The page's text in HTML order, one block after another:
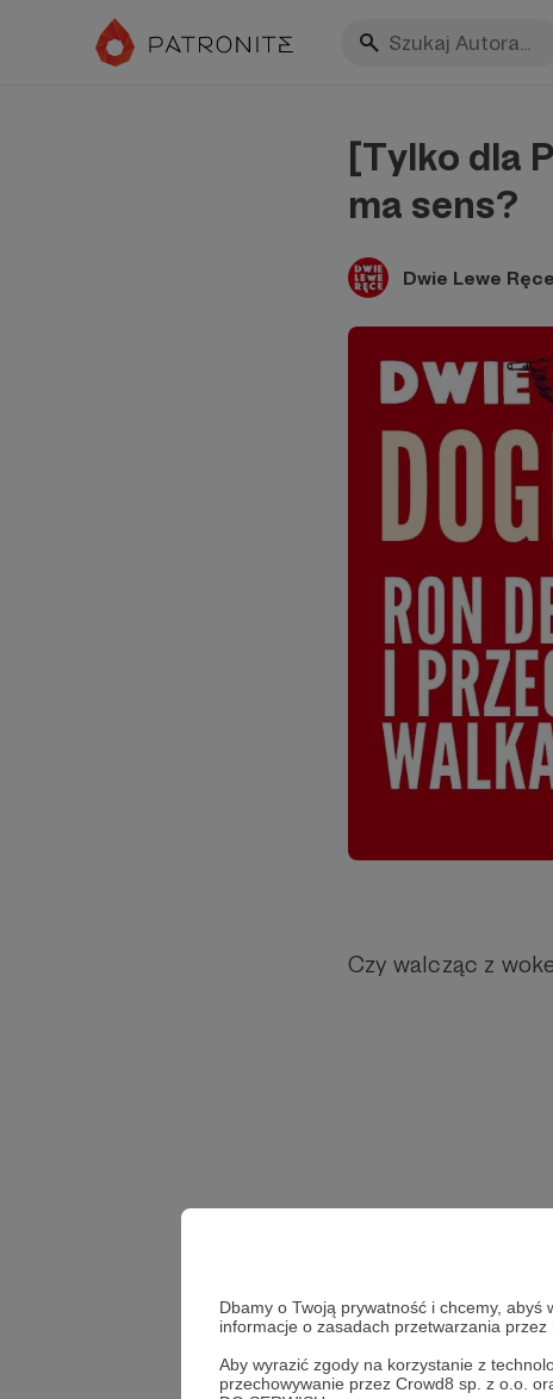
Dbamy o Twoją prywatność i chcemy, abyś
informacje o zasadach przetwarzania przez
Aby wyrazić zgody na korzystanie z
przechowywanie przez Crowd8 sp. z o.o.
[Tylko dla
ma sens?
Dwie Lewe Ręce
Czy walcząc z